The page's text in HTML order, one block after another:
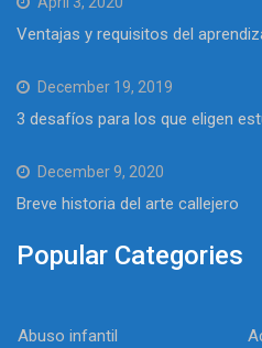
Ventajas y requisitos del
December 19, 2019
3 desafíos para los que eligen
December 9, 2020
Breve historia del arte callejero
Popular Categories
Abuso infantil